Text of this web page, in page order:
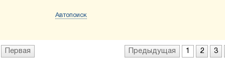
Автопоиск
Первая Предыдущая 1 2 3